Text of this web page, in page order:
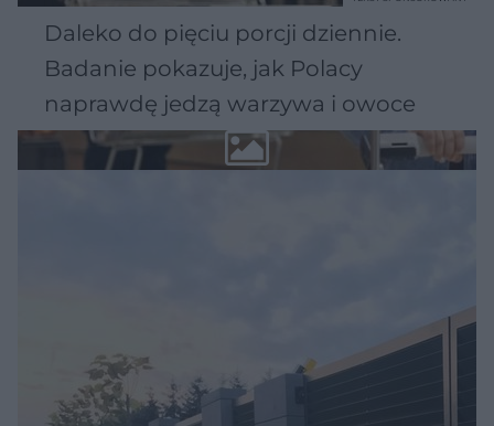
Daleko do pięciu porcji dziennie.
Badanie pokazuje, jak Polacy
naprawdę jedzą warzywa i owoce